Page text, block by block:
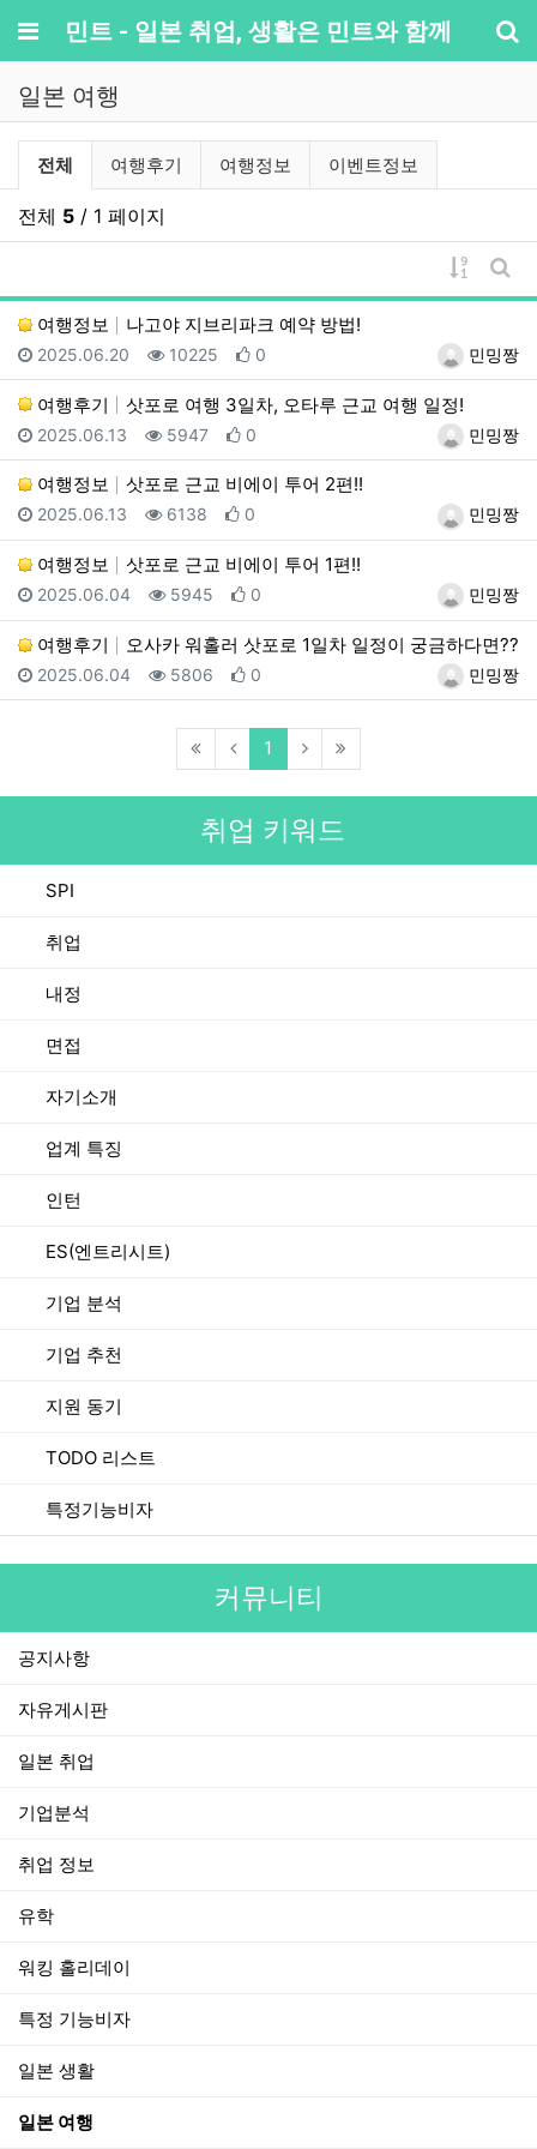
메뉴민트 - 일본 취업, 생활은 민트와 함께
일본 여행
일본 여행 분류 목록
전체 여행후기 여행정보 이벤트정보
전체 5 / 1 페이지
게시물
게
여행정보
나고야 지브리파크 예약 방법!
등록자민밍짱
등록일
2025.06.20 조회
10225 추천
0
여행후기 삿포로 여행 3일차, 오타루 근교 여행 일정!
등록자민밍짱
등록일
2025.06.13 조회
5947 추천
0
여행정보 삿포로 근교 비에이 투어 2편!!
등록자민밍짱
등록일
2025.06.13 조회
6138 추천
0
여행정보 삿포로 근교 비에이 투어 1편!!
등록자민밍짱
등록일
2025.06.04 조회
5945 추천
0
여행후기 오사카 워홀러 삿포로 1일차 일정이 궁금하다면??
등록자민밍짱
등록일
2025.06.04 조회
5806 추천
0
1 (current)
취업 키워드
SPI
취업
내정
면접
자기소개
업계 특징
인턴
ES(엔트리시트)
기업 분석
기업 추천
지원 동기
TODO 리스트
특정기능비자
커뮤니티
공지사항
자유게시판
일본 취업
기업분석
취업 정보
유학
워킹 홀리데이
특정 기능비자
일본 생활
일본 여행